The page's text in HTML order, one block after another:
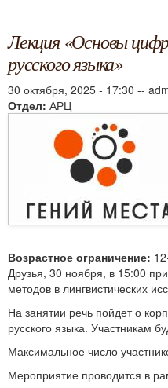
Лекция «Основы
русского языка»
30 октября, 2025 - 17:30 --
Отдел: АРЦ
Возрастное ограничение:
Друзья, 30 ноября, в 15:00
методов в лингвистических
На занятии речь пойдет о
русского языка. Участникам
Максимальное число
Мероприятие проводится в